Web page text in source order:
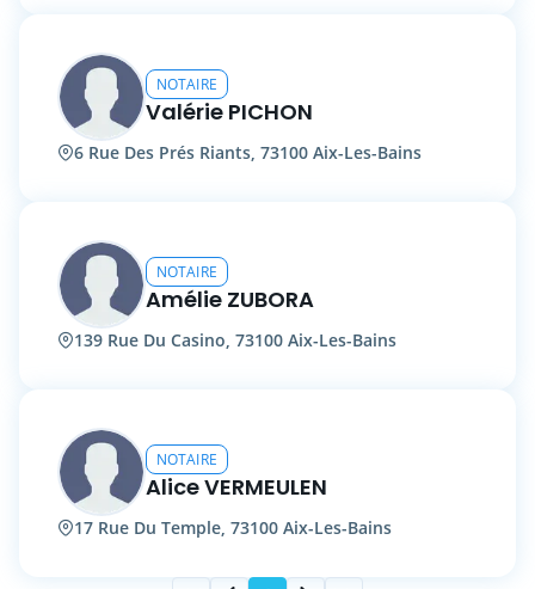
NOTAIRE
Valérie PICHON
6 Rue Des Prés Riants, 73100 Aix-Les-Bains
NOTAIRE
Amélie ZUBORA
139 Rue Du Casino, 73100 Aix-Les-Bains
NOTAIRE
Alice VERMEULEN
17 Rue Du Temple, 73100 Aix-Les-Bains